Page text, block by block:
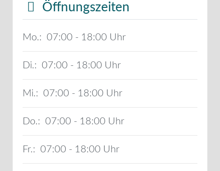
Öffnungszeiten
Mo.: 07:00 - 18:00
Di.: 07:00 - 18:00
Mi.: 07:00 - 18:00
Do.: 07:00 - 18:00
Fr.: 07:00 - 18:00